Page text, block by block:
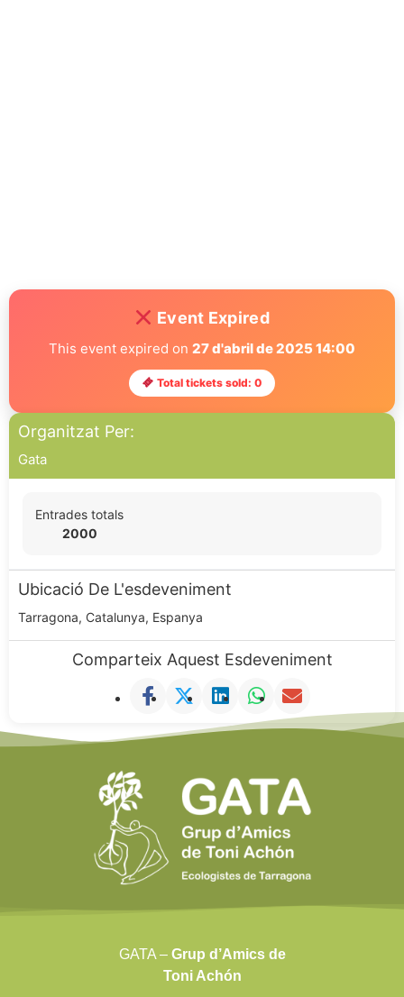
Event Expired
This event expired on 27 d'abril de 2025 14:00
Total tickets sold: 0
Organitzat Per:
Gata
Entrades totals
2000
Ubicació De L'esdeveniment
Tarragona, Catalunya, Espanya
Comparteix Aquest Esdeveniment
GATA – Grup d’Amics de
Toni Achón